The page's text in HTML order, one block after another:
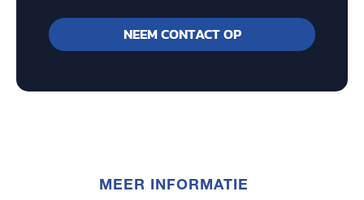
NEEM CONTACT OP
MEER INFORMATIE